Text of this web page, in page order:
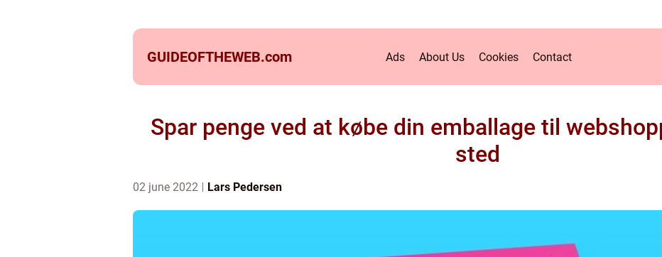
GUIDEOFTHEWEB.com Ads About Us Cookies Contact
Spar penge ved at købe din emballage til
sted
02 june 2022 Lars Pedersen